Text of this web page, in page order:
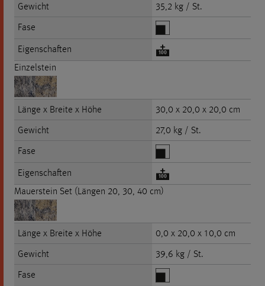
Gewicht
35,2 kg / St.
Fase
Eigenschaften
Einzelstein
Länge x Breite x Höhe
30,0 x 20,0 x 20,0 cm
Gewicht
27,0 kg / St.
Fase
Eigenschaften
Mauerstein Set (Längen 20, 30, 40 cm)
Länge x Breite x Höhe
0,0 x 20,0 x 10,0 cm
Gewicht
39,6 kg / St.
Fase